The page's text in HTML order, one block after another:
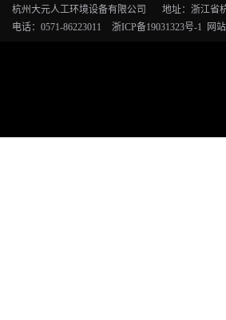
杭州大元人工环境设备有限公司
地址：浙江省
电话：0571-86223011
浙ICP备19031323号-1 网